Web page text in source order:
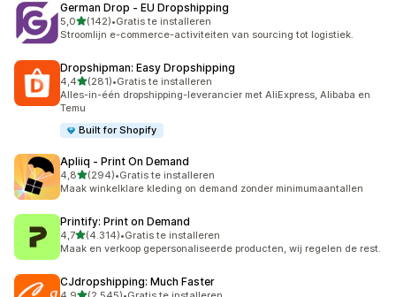
German Drop ‑ EU Dropshipping
5,0van 5 sterren
(142)
142 recensies in totaal
•Gratis te installeren
Stroomlijn e-commerce-activiteiten van sourcing tot logistiek.
Dropshipman: Easy Dropshipping
4,4van 5 sterren
(281)
281 recensies in totaal
•Gratis te installeren
Alles-in-één dropshipping-leverancier met AliExpress, Alibaba en
Temu
Built for Shopify
Apliiq ‑ Print On Demand
4,8van 5 sterren
(294)
294 recensies in totaal
•Gratis te installeren
Maak winkelklare kleding on demand zonder minimumaantallen
Printify: Print on Demand
4,7van 5 sterren
(4.314)
4314 recensies in totaal
•Gratis te installeren
Maak en verkoop gepersonaliseerde producten, wij regelen de rest.
CJdropshipping: Much Faster
van 5 sterren